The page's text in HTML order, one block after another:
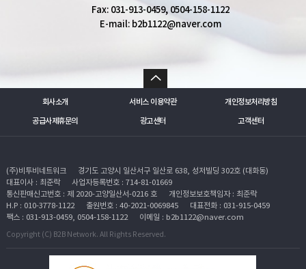
Fax: 031-913-0459, 0504-158-1122
E-mail: b2b1122@naver.com
회사소개 서비스 이용약관 개인정보처리방침
공급사제휴문의 광고센터 고객센터
(주)비투비네트워크
경기도 고양시 일산서구 일산로 638, 성저빌딩 302호 (대화동)
대표이사 : 최준락
사업자등록번호 : 714-81-01669
통신판매신고번호 : 제 2020-고양일산서-0216 호
개인정보보호책임자 : 최준락
H.P : 010-3778-1122
출원번호 : 40-2021-0069845
대표전화 : 031-915-0459
팩스 : 031-913-0459, 0504-158-1122
이메일 : b2b1122@naver.com
Copyright (C) B2B Network. All Rights Reserved.